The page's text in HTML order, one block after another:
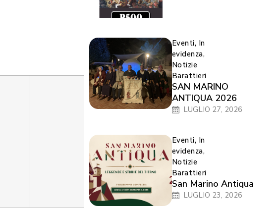
Eventi, In
evidenza,
Notizie
Barattieri
SAN MARINO
ANTIQUA 2026
LUGLIO 27, 2026
Eventi, In
evidenza,
Notizie
Barattieri
San Marino Antiqua
LUGLIO 23, 2026